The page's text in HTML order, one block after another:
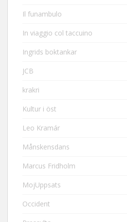
Il funambulo
In viaggio col taccuino
Ingrids boktankar
JCB
krakri
Kultur i öst
Leo Kramár
Månskensdans
Marcus Fridholm
MojUppsats
Occident